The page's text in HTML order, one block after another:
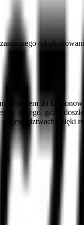
do
od tego, gdzie
dzięki